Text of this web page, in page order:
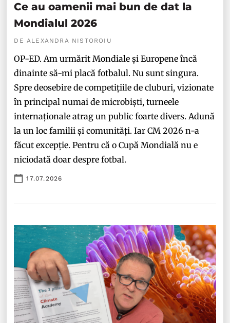
Ce au oamenii mai bun de dat la
Mondialul 2026
DE ALEXANDRA NISTOROIU
OP-ED. Am urmărit Mondiale și Europene încă
dinainte să-mi placă fotbalul. Nu sunt singura.
Spre deosebire de competițiile de cluburi, vizionate
în principal numai de microbiști, turneele
internaționale atrag un public foarte divers. Adună
la un loc familii și comunități. Iar CM 2026 n-a
făcut excepție. Pentru că o Cupă Mondială nu e
niciodată doar despre fotbal.
17.07.2026